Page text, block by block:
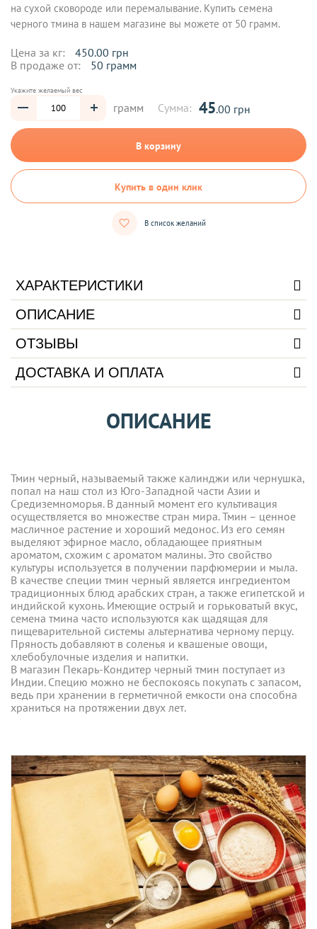
на сухой сковороде или перемалывание. Купить семена
черного тмина в нашем магазине вы можете от 50 грамм.
Цена за кг:
450.00 грн
В продаже от:
50 грамм
Укажите желаемый вес
грамм Сумма: 45.00 грн
В корзину
Купить в один клик
В список желаний
ХАРАКТЕРИСТИКИ
ОПИСАНИЕ
ОТЗЫВЫ
ДОСТАВКА И ОПЛАТА
ОПИСАНИЕ
Тмин черный, называемый также калинджи или чернушка,
попал на наш стол из Юго-Западной части Азии и
Средиземноморья. В данный момент его культивация
осуществляется во множестве стран мира. Тмин – ценное
масличное растение и хороший медонос. Из его семян
выделяют эфирное масло, обладающее приятным
ароматом, схожим с ароматом малины. Это свойство
культуры используется в получении парфюмерии и мыла.
В качестве специи тмин черный является ингредиентом
традиционных блюд арабских стран, а также египетской и
индийской кухонь. Имеющие острый и горьковатый вкус,
семена тмина часто используются как щадящая для
пищеварительной системы альтернатива черному перцу.
Пряность добавляют в соленья и квашеные овощи,
хлебобулочные изделия и напитки.
В магазин Пекарь-Кондитер черный тмин поступает из
Индии. Специю можно не беспокоясь покупать с запасом,
ведь при хранении в герметичной емкости она способна
храниться на протяжении двух лет.